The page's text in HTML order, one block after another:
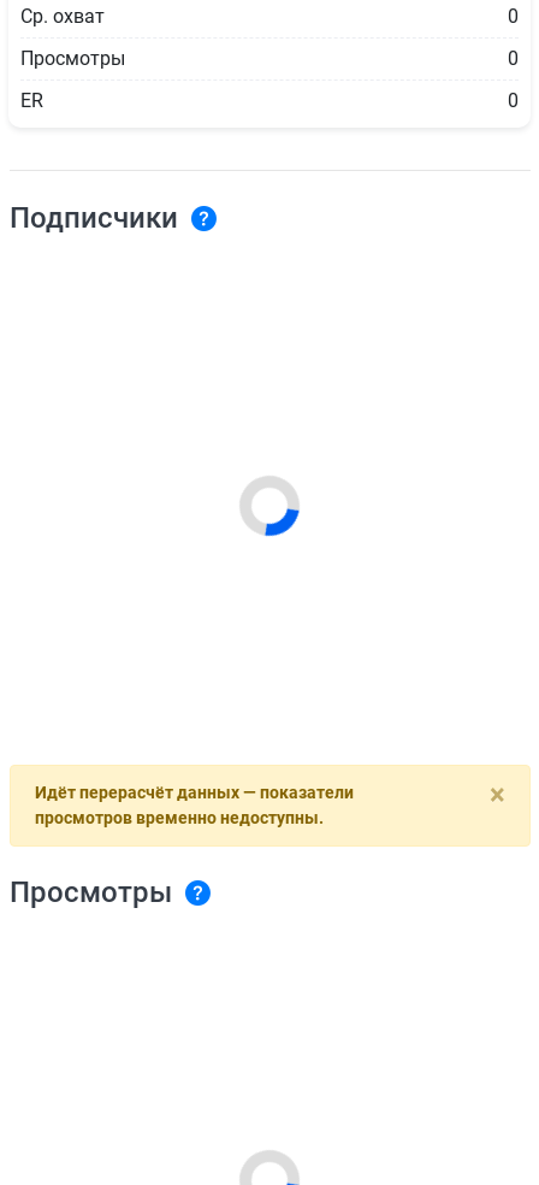
Ср. охват
0
Просмотры
0
ER
0
Подписчики
×
Идёт перерасчёт данных — показатели
просмотров временно недоступны.
Просмотры